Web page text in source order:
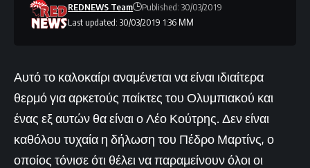
Last updated: 30/03/2019 1:36 ΜΜ
REDNEWS Team Published: 30/03/2019
Αυτό το καλοκαίρι αναμένεται να είναι ιδιαίτερα
θερμό για αρκετούς παίκτες του Ολυμπιακού και
ένας εξ αυτών θα είναι ο Λέο Κούτρης. Δεν είναι
καθόλου τυχαία η δήλωση του Πέδρο Μαρτίνς, ο
οποίος τόνισε ότι θέλει να παραμείνουν όλοι οι